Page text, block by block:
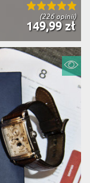
(226 opinii)
149,99 zł